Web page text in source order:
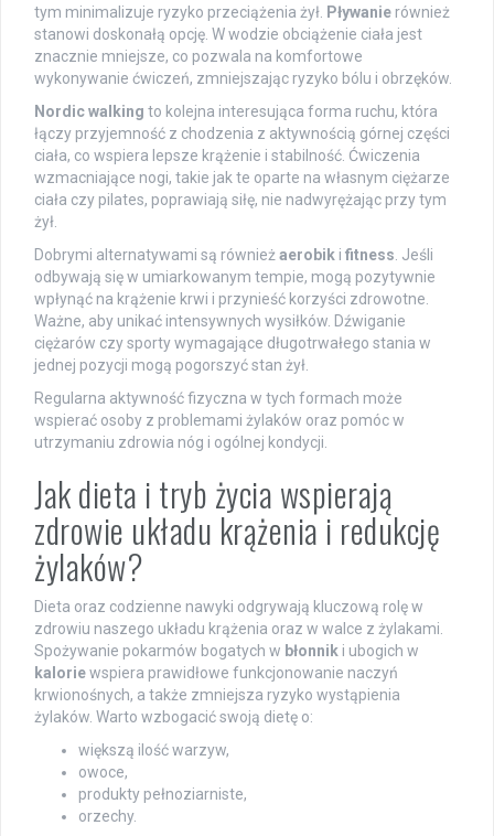
tym minimalizuje ryzyko przeciążenia żył. Pływanie również
stanowi doskonałą opcję. W wodzie obciążenie ciała jest
znacznie mniejsze, co pozwala na komfortowe
wykonywanie ćwiczeń, zmniejszając ryzyko bólu i obrzęków.
Nordic walking to kolejna interesująca forma ruchu, która
łączy przyjemność z chodzenia z aktywnością górnej części
ciała, co wspiera lepsze krążenie i stabilność. Ćwiczenia
wzmacniające nogi, takie jak te oparte na własnym ciężarze
ciała czy pilates, poprawiają siłę, nie nadwyrężając przy tym
żył.
Dobrymi alternatywami są również aerobik i fitness . Jeśli
odbywają się w umiarkowanym tempie, mogą pozytywnie
wpłynąć na krążenie krwi i przynieść korzyści zdrowotne.
Ważne, aby unikać intensywnych wysiłków. Dźwiganie
ciężarów czy sporty wymagające długotrwałego stania w
jednej pozycji mogą pogorszyć stan żył.
Regularna aktywność fizyczna w tych formach może
wspierać osoby z problemami żylaków oraz pomóc w
utrzymaniu zdrowia nóg i ogólnej kondycji.
Jak dieta i tryb życia wspierają
zdrowie układu krążenia i redukcję
żylaków?
Dieta oraz codzienne nawyki odgrywają kluczową rolę w
zdrowiu naszego układu krążenia oraz w walce z żylakami.
Spożywanie pokarmów bogatych w błonnik i ubogich w
kaloriewspiera prawidłowe funkcjonowanie naczyń
krwionośnych, a także zmniejsza ryzyko wystąpienia
żylaków. Warto wzbogacić swoją dietę o:
większą ilość warzyw,
owoce,
produkty pełnoziarniste,
orzechy.